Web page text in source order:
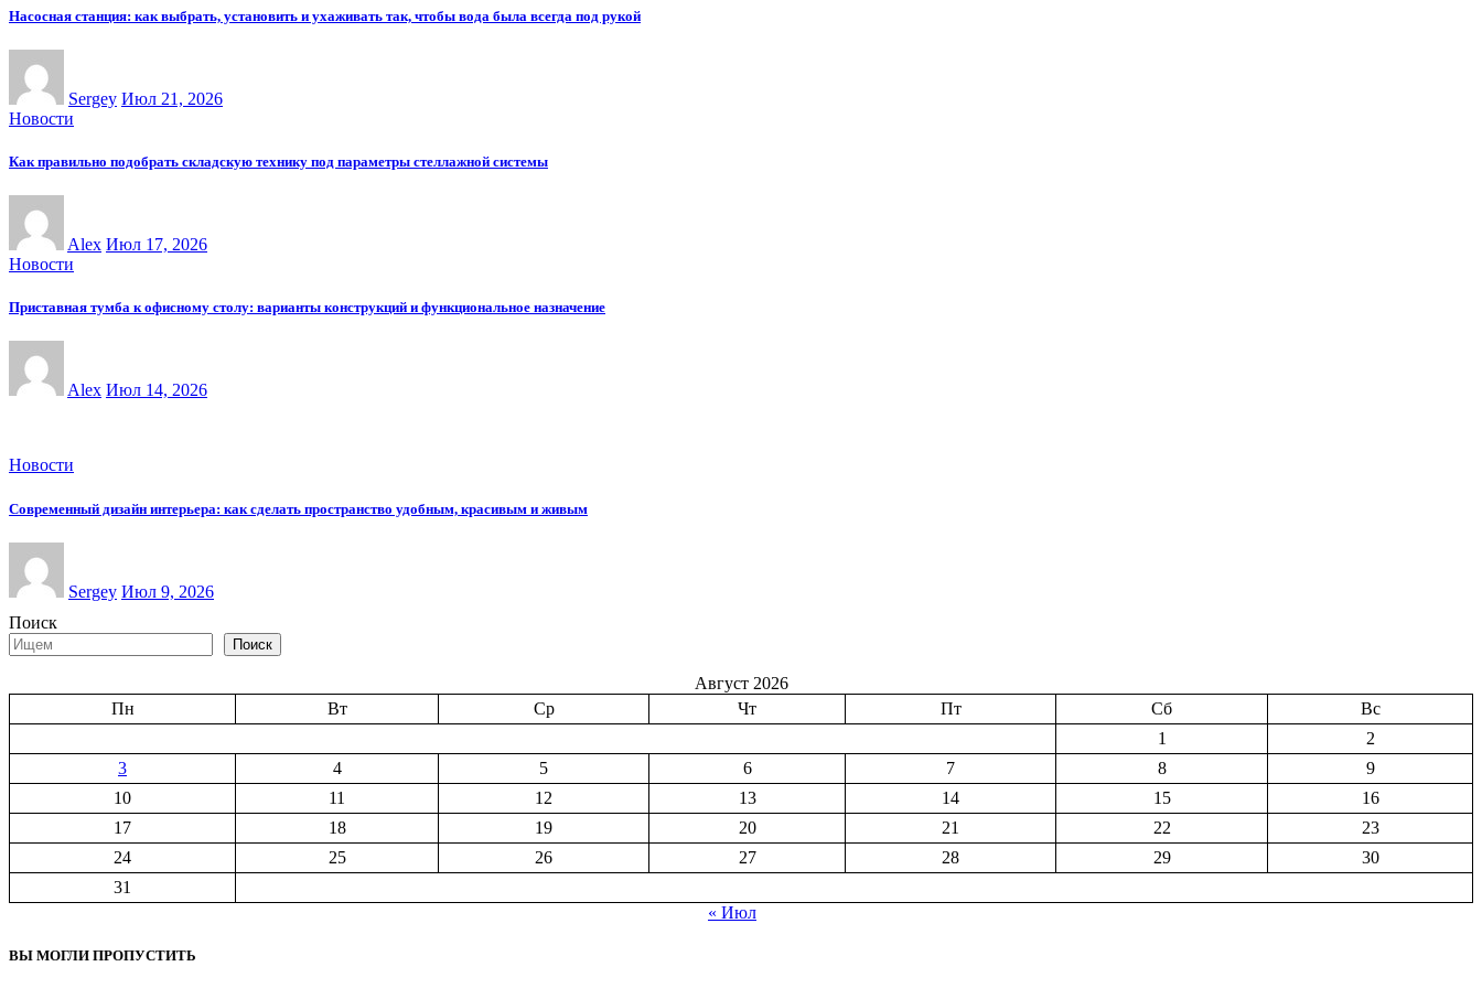
Насосная станция: как выбрать, установить и ухаживать так, чтобы вода была всегда под рукой
Sergey Июл 21, 2026
Новости
Как правильно подобрать складскую технику под параметры стеллажной системы
Alex Июл 17, 2026
Новости
Приставная тумба к офисному столу: варианты конструкций и функциональное назначение
Alex Июл 14, 2026
Новости
Современный дизайн интерьера: как сделать пространство удобным, красивым и живым
Sergey Июл 9, 2026
Поиск
Поиск
Август 2026
Пн
Вт Ср Чт Пт Сб
Вс
1
2
3
4 5 6 7 8
9
10
11 12 13 14 15
16
17
18 19 20 21 22
23
24
25 26 27 28 29
30
31
« Июл
ВЫ МОГЛИ ПРОПУСТИТЬ